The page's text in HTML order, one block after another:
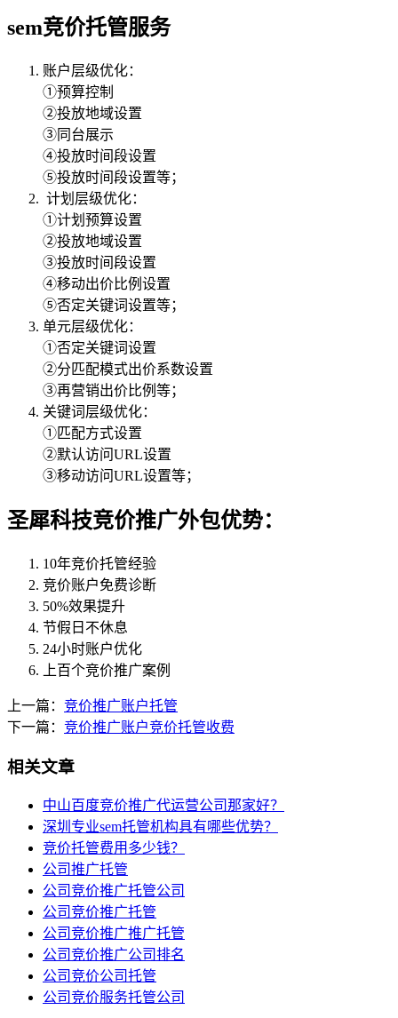
sem竞价托管服务
账户层级优化：
①预算控制
②投放地域设置
③同台展示
④投放时间段设置
⑤投放时间段设置等；
计划层级优化：
①计划预算设置
②投放地域设置
③投放时间段设置
④移动出价比例设置
⑤否定关键词设置等；
单元层级优化：
①否定关键词设置
②分匹配模式出价系数设置
③再营销出价比例等；
关键词层级优化：
①匹配方式设置
②默认访问URL设置
③移动访问URL设置等；
圣犀科技竞价推广外包优势：
10年竞价托管经验
竞价账户免费诊断
50%效果提升
节假日不休息
24小时账户优化
上百个竞价推广案例
上一篇： 竞价推广账户托管
下一篇： 竞价推广账户竞价托管收费
相关文章
中山百度竞价推广代运营公司那家好？
深圳专业sem托管机构具有哪些优势？
竞价托管费用多少钱？
公司推广托管
公司竞价推广托管公司
公司竞价推广托管
公司竞价推广推广托管
公司竞价推广公司排名
公司竞价公司托管
公司竞价服务托管公司